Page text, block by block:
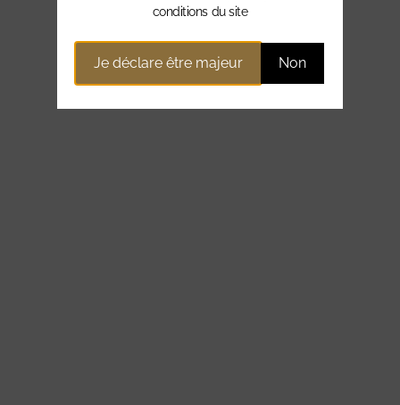
conditions du site
Je déclare être majeur Non